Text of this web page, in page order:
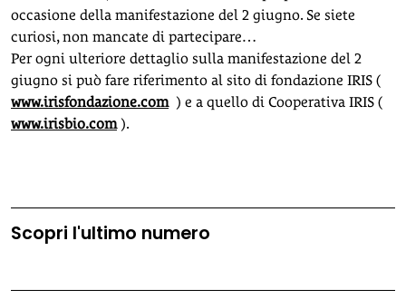
occasione della manifestazione del 2 giugno. Se siete
curiosi, non mancate di partecipare…
Per ogni ulteriore dettaglio sulla manifestazione del 2
giugno si può fare riferimento al sito di fondazione IRIS (
www.irisfondazione.com) e a quello di Cooperativa IRIS (
www.irisbio.com).
Scopri l'ultimo numero